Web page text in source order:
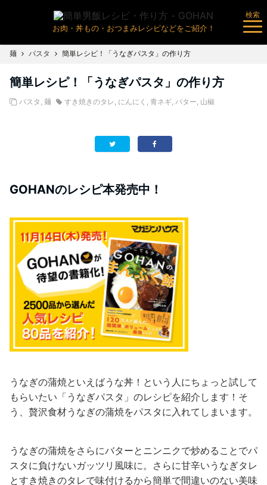
お肉・丼もの・おつまみレシピなどをご紹介！
検索
麺 パスタ 簡単レシピ！「うなぎパスタ」の作り方
簡単レシピ！「うなぎパスタ」の作り方
パスタ , 麺 すき焼きのタレ, にんにく , 青ネギ, バター, 山椒
GOHANのレシピ本発売中！
うなぎの蒲焼といえばうな丼！という人にちょっと試して
もらいたい「うなぎパスタ」のレシピを紹介します！そ
う、贅沢食材うなぎの蒲焼をパスタに入れてしまいます。
うなぎの蒲焼をさらにバターとニンニクで炒めることでパ
スタに負けないガッツリ風味に。さらに甘辛いうなぎタレ
とすき焼きのタレで味付けるから簡単で間違いのない美味